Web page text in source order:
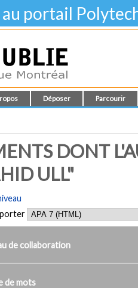
portail
Déposer Parcourir
DONT
ULL"
de collaboration
de mots